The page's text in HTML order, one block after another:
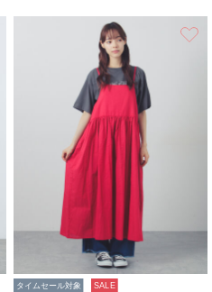
タイムセール対象 SALE